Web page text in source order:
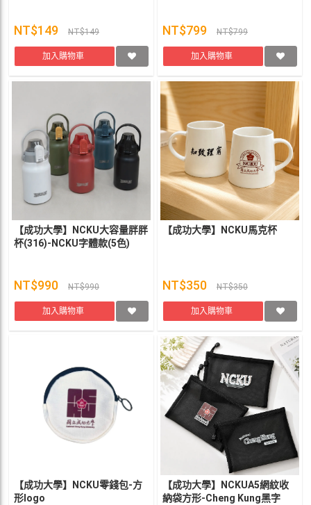
NT$149 NT$149
加入購物車
NT$799 NT$799
加入購物車
【成功大學】NCKU大容量胖胖
杯(316)-NCKU字體款(5色)
NT$990 NT$990
加入購物車
【成功大學】NCKU馬克杯
NT$350 NT$350
加入購物車
【成功大學】NCKU零錢包-方
形logo
【成功大學】NCKUA5網紋收
納袋方形-Cheng Kung黑字